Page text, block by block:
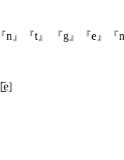
』『t』 『g』『e』